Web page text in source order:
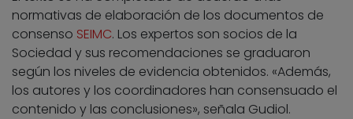
normativas de elaboración de los documentos de
consenso SEIMC. Los expertos son socios de la
Sociedad y sus recomendaciones se graduaron
según los niveles de evidencia obtenidos. «Además,
los autores y los coordinadores han consensuado el
contenido y las conclusiones», señala Gudiol.